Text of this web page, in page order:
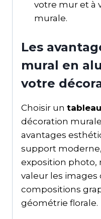
votre mur et à
murale.
Les
mural en
votre
Choisir un
décoration
avantages
support
exposition
valeur les images
compositions
géométrie florale.